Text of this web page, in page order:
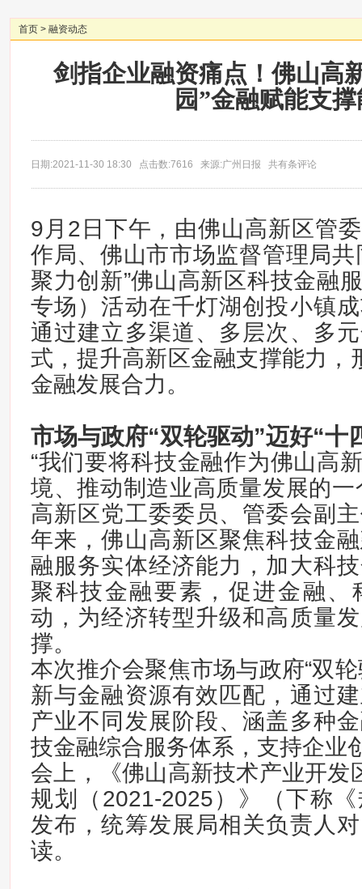
首页 > 融资动态
剑指企业融资痛点！佛山高
园”金融赋能支
日期:2021-11-30 18:30 点击数:7616 来源:广州日报 共有条评论
9月2日下午，由佛山高新区管
作局、佛山市市场监督管理局共
聚力创新”佛山高新区科技金融
专场）活动在千灯湖创投小镇
通过建立多渠道、多层次、多
式，提升高新区金融支撑能力，
金融发展合力。
市场与政府“双轮驱动”迈好“十
“我们要将科技金融作为佛山高
境、推动制造业高质量发展的一
高新区党工委委员、管委会副
年来，佛山高新区聚焦科技金
融服务实体经济能力，加大科
聚科技金融要素，促进金融、
动，为经济转型升级和高质量
撑。
本次推介会聚焦市场与政府“双
新与金融资源有效匹配，通过
产业不同发展阶段、涵盖多种
技金融综合服务体系，支持企业
会上，《佛山高新技术产业开发
规划（2021-2025）》（下称
发布，统筹发展局相关负责人
读。